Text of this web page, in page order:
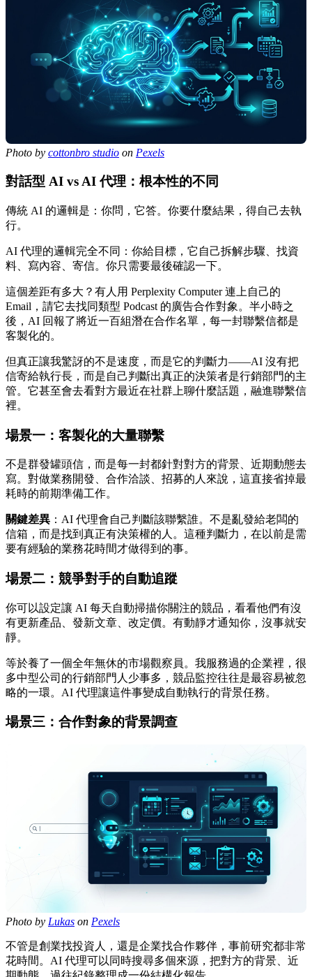
Photo by cottonbro studio on Pexels
對話型 AI vs AI 代理：根本性的不同
傳統 AI 的邏輯是：你問，它答。你要什麼結果，得自己去執
行。
AI 代理的邏輯完全不同：你給目標，它自己拆解步驟、找資
料、寫內容、寄信。你只需要最後確認一下。
這個差距有多大？有人用 Perplexity Computer 連上自己的
Email，請它去找同類型 Podcast 的廣告合作對象。半小時之
後，AI 回報了將近一百組潛在合作名單，每一封聯繫信都是
客製化的。
但真正讓我驚訝的不是速度，而是它的判斷力——AI 沒有把
信寄給執行長，而是自己判斷出真正的決策者是行銷部門的主
管。它甚至會去看對方最近在社群上聊什麼話題，融進聯繫信
裡。
場景一：客製化的大量聯繫
不是群發罐頭信，而是每一封都針對對方的背景、近期動態去
寫。對做業務開發、合作洽談、招募的人來說，這直接省掉最
耗時的前期準備工作。
關鍵差異 ：AI 代理會自己判斷該聯繫誰。不是亂發給老闆的
信箱，而是找到真正有決策權的人。這種判斷力，在以前是需
要有經驗的業務花時間才做得到的事。
場景二：競爭對手的自動追蹤
你可以設定讓 AI 每天自動掃描你關注的競品，看看他們有沒
有更新產品、發新文章、改定價。有動靜才通知你，沒事就安
靜。
等於養了一個全年無休的市場觀察員。我服務過的企業裡，很
多中型公司的行銷部門人少事多，競品監控往往是最容易被忽
略的一環。AI 代理讓這件事變成自動執行的背景任務。
場景三：合作對象的背景調查
Photo by Lukas on Pexels
不管是創業找投資人，還是企業找合作夥伴，事前研究都非常
花時間。AI 代理可以同時搜尋多個來源，把對方的背景、近